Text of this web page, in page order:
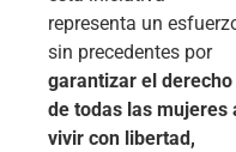
representa un
sin precedentes por
garantizar el derecho
de todas las mujeres
vivir con libertad,